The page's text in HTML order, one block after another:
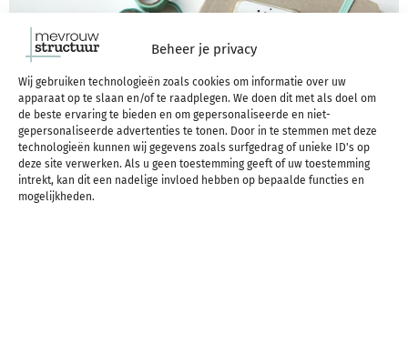
Beheer je privacy
Wij gebruiken technologieën zoals cookies om informatie over uw
apparaat op te slaan en/of te raadplegen. We doen dit met als doel om
de beste ervaring te bieden en om gepersonaliseerde en niet-
gepersonaliseerde advertenties te tonen. Door in te stemmen met deze
technologieën kunnen wij gegevens zoals surfgedrag of unieke ID's op
deze site verwerken. Als u geen toestemming geeft of uw toestemming
intrekt, kan dit een nadelige invloed hebben op bepaalde functies en
mogelijkheden.